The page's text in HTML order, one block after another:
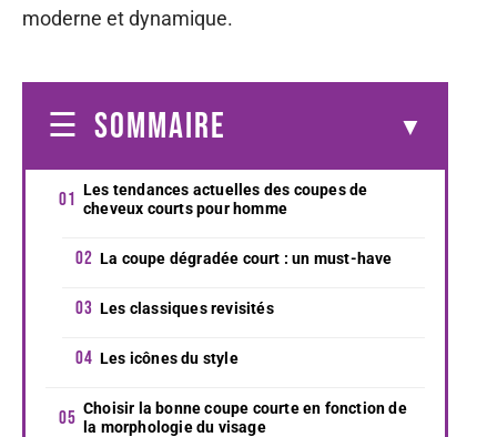
moderne et dynamique.
SOMMAIRE
Les tendances actuelles des coupes de
cheveux courts pour homme
La coupe dégradée court : un must-have
Les classiques revisités
Les icônes du style
Choisir la bonne coupe courte en fonction de
la morphologie du visage